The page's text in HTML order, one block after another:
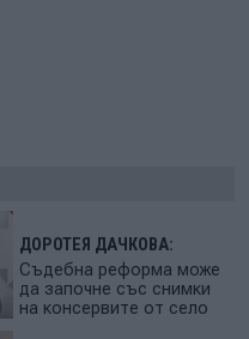
ДОРОТЕЯ ДАЧКОВА:
Съдебна реформа може
да започне със снимки
на консервите от село